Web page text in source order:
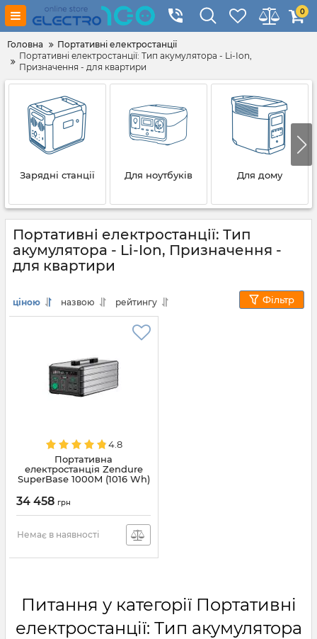
0
Головна
Портативні електростанції
Портативні електростанції: Тип акумулятора - Li-Ion,
Призначення - для квартири
Зарядні станції Для ноутбуків Для дому
Портативні електростанції: Тип
акумулятора - Li-Ion, Призначення -
для квартири
ціною назвою рейтингу Фільтр
4.8
Портативна
електростанція Zendure
SuperBase 1000M (1016 Wh)
34 458 грн
Немає в наявності
Питання у категорії Портативні
електростанції: Тип акумулятора